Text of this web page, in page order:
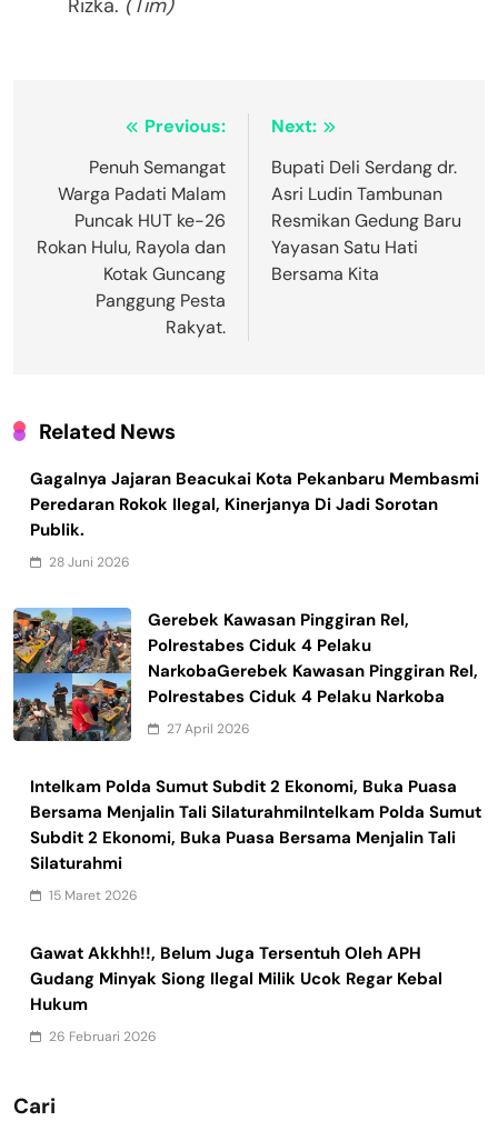
Rizka. (Tim)
NavigasiPrevious:
Penuh Semangat
Warga Padati Malam
Puncak HUT ke-26
Rokan Hulu, Rayola dan
Kotak Guncang
Panggung Pesta
Rakyat.
Next:
Bupati Deli Serdang dr.
Asri Ludin Tambunan
Resmikan Gedung Baru
Yayasan Satu Hati
Bersama Kita
Related News
Gagalnya Jajaran Beacukai Kota Pekanbaru Membasmi
Peredaran Rokok Ilegal, Kinerjanya Di Jadi Sorotan
Publik.
28 Juni 2026
Gerebek Kawasan Pinggiran Rel,
Polrestabes Ciduk 4 Pelaku
NarkobaGerebek Kawasan Pinggiran Rel,
Polrestabes Ciduk 4 Pelaku Narkoba
27 April 2026
Intelkam Polda Sumut Subdit 2 Ekonomi, Buka Puasa
Bersama Menjalin Tali SilaturahmiIntelkam Polda Sumut
Subdit 2 Ekonomi, Buka Puasa Bersama Menjalin Tali
Silaturahmi
15 Maret 2026
Gawat Akkhh!!, Belum Juga Tersentuh Oleh APH
Gudang Minyak Siong Ilegal Milik Ucok Regar Kebal
Hukum
26 Februari 2026
Cari